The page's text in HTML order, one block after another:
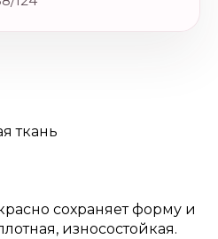
ткань
сохраняет форму и
износостойкая.